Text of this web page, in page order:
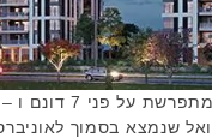
שנמצא בסמוך